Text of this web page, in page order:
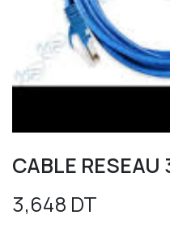
CABLE RESEAU
3,648 DT